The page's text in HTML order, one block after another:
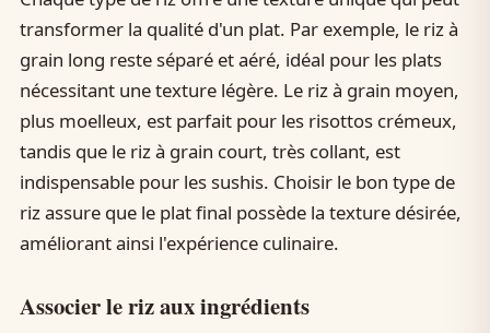
transformer la qualité d'un plat. Par exemple, le riz à
grain long reste séparé et aéré, idéal pour les plats
nécessitant une texture légère. Le riz à grain moyen,
plus moelleux, est parfait pour les risottos crémeux,
tandis que le riz à grain court, très collant, est
indispensable pour les sushis. Choisir le bon type de
riz assure que le plat final possède la texture désirée,
améliorant ainsi l'expérience culinaire.
Associer le riz aux ingrédients